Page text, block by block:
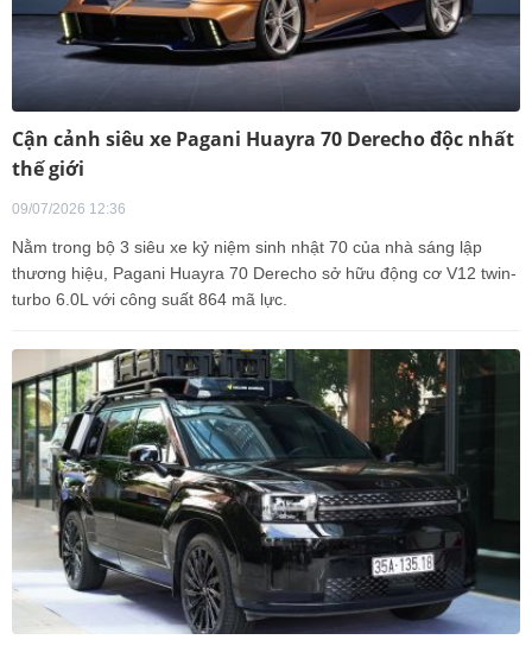
Cận cảnh siêu xe Pagani Huayra 70 Derecho độc nhất
thế giới
09/07/2026 12:36
Nằm trong bộ 3 siêu xe kỷ niệm sinh nhật 70 của nhà sáng lập
thương hiệu, Pagani Huayra 70 Derecho sở hữu động cơ V12 twin-
turbo 6.0L với công suất 864 mã lực.